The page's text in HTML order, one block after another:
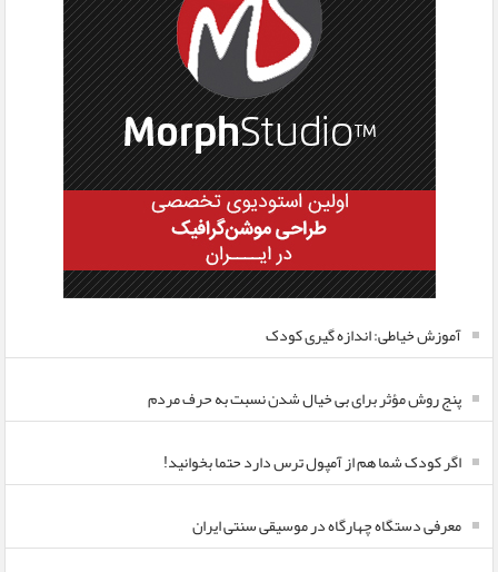
آموزش خیاطی: اندازه گیری کودک
پنج روش مؤثر برای بی خیال شدن نسبت به حرف مردم
اگر کودک شما هم از آمپول ترس دارد حتما بخوانید!
معرفی دستگاه چهارگاه در موسیقی سنتی ایران